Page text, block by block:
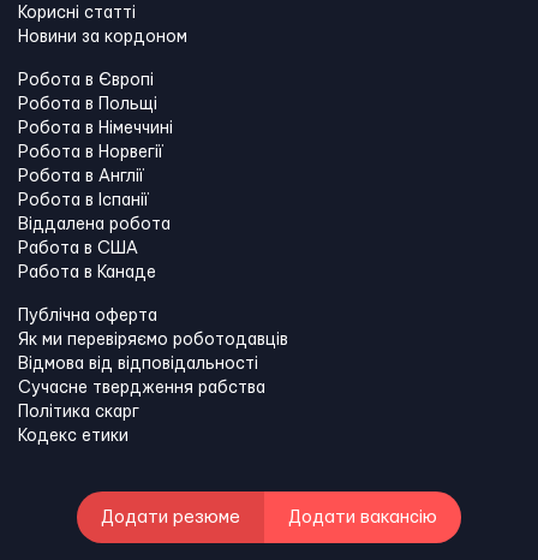
Корисні статті
Новини за кордоном
Робота в Європі
Робота в Польщі
Робота в Німеччині
Робота в Норвегії
Робота в Англії
Робота в Іспанії
Віддалена робота
Работа в США
Работа в Канадe
Публічна оферта
Як ми перевіряємо роботодавців
Відмова від відповідальності
Сучасне твердження рабства
Політика скарг
Кодекс етики
Додати резюме Додати вакансію